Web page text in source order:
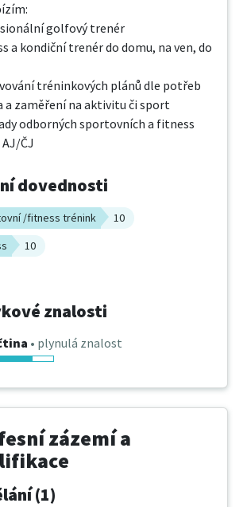
golfový trenér
a kondiční trenér do domu, na ven, do
tréninkových plánů dle potřeb
a zaměření na aktivitu či sport
odborných sportovních a fitness
ČJ
dovednosti
/fitness trénink
10
10
znalosti
• plynulá znalost
zázemí a
(1)